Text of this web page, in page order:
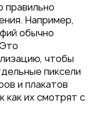
правильно
Например,
обычно
чтобы
пиксели
и плакатов
их смотрят с